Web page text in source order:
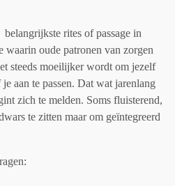
rites of passage in
waarin oude patronen van zorgen
steeds moeilijker wordt om jezelf
aan te passen. Dat wat jarenlang
zich te melden. Soms fluisterend,
te zitten maar om geïntegreerd